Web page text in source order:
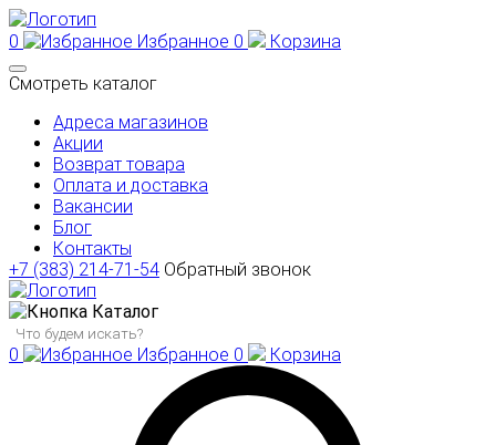
0 Избранное 0
Корзина
Смотреть каталог
Адреса магазинов
Акции
Возврат товара
Оплата и доставка
Вакансии
Блог
Контакты
+7 (383) 214-71-54 Обратный звонок
Каталог
0 Избранное 0 Корзина